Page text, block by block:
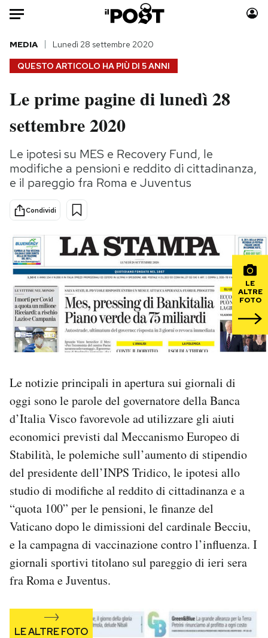
Auto
HOME
Italia
Politica
Tecnologia
Internet
Scienza
Cultura
Economia
Sport
Moda
Storie/Idee
Ok Boomer!
Media
Mondiali calcio 2026
PODCAST
NEWSLETTER
SHOP
CALENDARIO
AREA PERSONALE
Area Personale
Newsletter
Notifiche mobile
Regala il Post
Hai bisogno di aiuto?
QUESTO ARTICOLO HA PIÙ DI 5 ANNI
MEDIA Lunedì 28 settembre 2020
Le prime pagine di lunedì 28
settembre 2020
Le ipotesi su MES e Recovery Fund, le
modifiche a pensioni e reddito di cittadinanza,
e il pareggio fra Roma e Juventus
Condividi
LE
ALTRE
FOTO
Le notizie principali in apertura sui giornali di
oggi sono le parole del governatore della Banca
d’Italia Visco favorevole ad utilizzare gli aiuti
economici previsti dal Meccanismo Europeo di
Stabilità, le polemiche sull’aumento di stipendio
del presidente dell’INPS Tridico, le ipotesi allo
studio di modifiche al reddito di cittadinanza e a
“quota 100” per le pensioni, le finanze del
Vaticano dopo le dimissioni del cardinale Becciu,
e la campagna di vaccinazione contro l’influenza. I
giornali sportivi titolano sul pareggio di ieri sera
fra Roma e Juventus.